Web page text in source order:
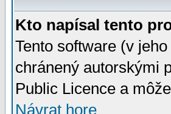
Kto napísal tento
Tento software (v
chránený autorskými
Public Licence a
Návrat hore